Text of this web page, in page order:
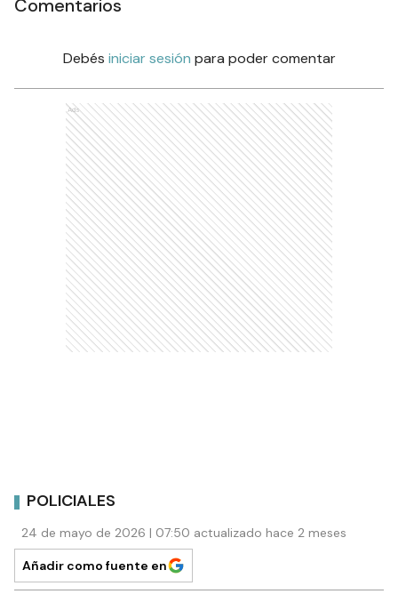
Comentarios
Debés iniciar sesión para poder comentar
Ads
POLICIALES
24 de mayo de 2026 | 07:50 actualizado hace 2 meses
Añadir como fuente en